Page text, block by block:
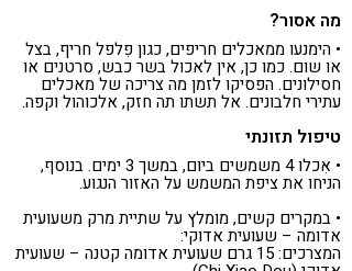
מה אסור?
• הימנעו ממאכלים חריפים, כגון פִלפל חריף, בצל
או שום. כמו כן, אין לאכול בשר כבש, סרטנים או
חסילונים. הפסיקו לזמן מה צריכה של מאכלים
עתירי חלבונים. אל תשתו תה חזק, אלכוהול וקפה.
טיפול תזונתי
• אִכלו 4 משמשים ביום, במשך 3 ימים. בנוסף,
הניחו את ציפת המשמש על האזור הנגוע.
• במקרים קשים, מומלץ על שתיית מרק משעועית
אדומה – שעועית אדוקי:
המצרכים: 15 גרם שעועית אדומה קטנה – שעועית